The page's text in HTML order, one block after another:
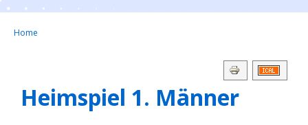
Home
Heimspiel 1. Männer